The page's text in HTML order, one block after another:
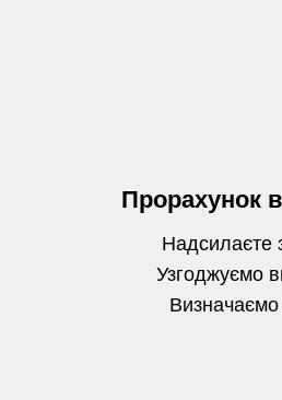
Прорахунок
Надсилаєте
Узгоджуємо
Визначаємо